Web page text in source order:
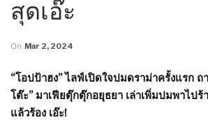
สุดเอ๊ะ
On Mar 2, 2024
“โอปป้าฮง” ไลฟ์เปิดใจปมดราม่าครั้งแรก ถ
โต๊ะ” มาเฟียตุ๊กตุ๊กอยุธยา เล่าเพิ่มปมพาไปร้
แล้วร้อง เอ๊ะ!